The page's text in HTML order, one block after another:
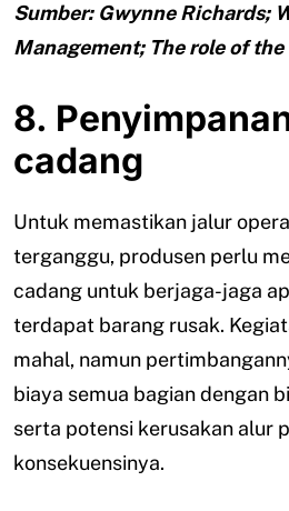
Sumber: Gwynne Richards;
Management; The role of the
8.
cadang
Untuk memastikan jalur
terganggu, produsen perlu
cadang untuk berjaga-jaga
terdapat barang rusak.
mahal, namun
biaya semua bagian dengan
serta potensi kerusakan alur
konsekuensinya.